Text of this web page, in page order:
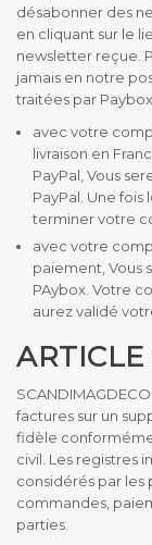
désabonner des
en cliquant sur le
newsletter reçue.
jamais en notre
traitées par
avec votre
livraison en
PayPal, Vous
PayPal. Une
terminer votre
avec votre
paiement, Vous
PAybox. Votre
aurez validé
ARTICLE
factures sur un
fidèle
civil. Les registres
considérés par les
commandes,
parties.